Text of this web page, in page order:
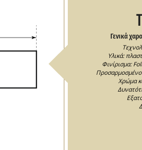
Γενικά
Υλικά:
Φινίρισμα:
Χρώμα